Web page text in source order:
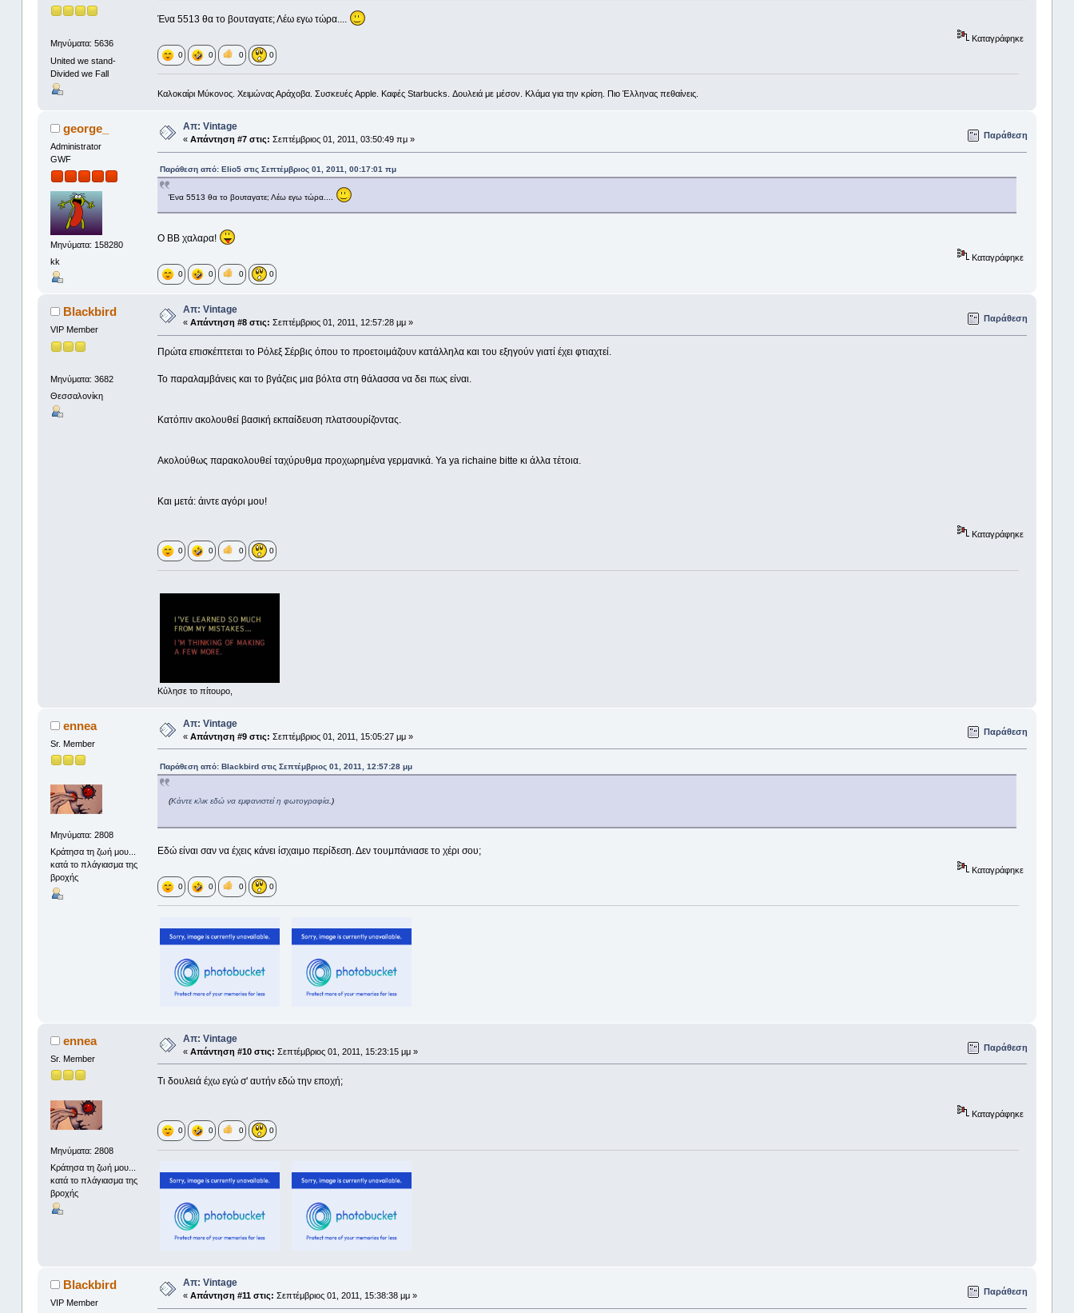
Μηνύματα: 5636
United we stand-
Divided we Fall
Ένα 5513 θα το βουταγατε; Λέω εγω τώρα....
Καταγράφηκε
0 0 0 0
Καλοκαίρι Μύκονος. Χειμώνας Αράχοβα. Συσκευές Apple. Καφές Starbucks. Δουλειά με μέσον. Κλάμα για την κρίση. Πιο Έλληνας πεθαίνεις.
george_
Administrator
GWF
Μηνύματα: 158280
kk
Απ: Vintage
« Απάντηση #7 στις: Σεπτέμβριος 01, 2011, 03:50:49 πμ » Παράθεση
Παράθεση από: Elio5 στις Σεπτέμβριος 01, 2011, 00:17:01 πμ
Ένα 5513 θα το βουταγατε; Λέω εγω τώρα....
O BB χαλαρα!
Καταγράφηκε
0 0 0 0
Blackbird
VIP Member
Μηνύματα: 3682
Θεσσαλονίκη
Απ: Vintage
« Απάντηση #8 στις: Σεπτέμβριος 01, 2011, 12:57:28 μμ » Παράθεση
Πρώτα επισκέπτεται το Ρόλεξ Σέρβις όπου το προετοιμάζουν κατάλληλα και του εξηγούν γιατί έχει φτιαχτεί.
Το παραλαμβάνεις και το βγάζεις μια βόλτα στη θάλασσα να δει πως είναι.
Κατόπιν ακολουθεί βασική εκπαίδευση πλατσουρίζοντας.
Ακολούθως παρακολουθεί ταχύρυθμα προχωρημένα γερμανικά. Ya ya richaine bitte κι άλλα τέτοια.
Και μετά: άιντε αγόρι μου!
Καταγράφηκε
0 0 0 0
Κύλησε το πίτουρο,
ennea
Sr. Member
Μηνύματα: 2808
Κράτησα τη ζωή μου...
κατά το πλάγιασμα της
βροχής
Απ: Vintage
« Απάντηση #9 στις: Σεπτέμβριος 01, 2011, 15:05:27 μμ » Παράθεση
Παράθεση από: Blackbird στις Σεπτέμβριος 01, 2011, 12:57:28 μμ
(Κάντε κλικ εδώ να εμφανιστεί η φωτογραφία.)
Εδώ είναι σαν να έχεις κάνει ίσχαιμο περίδεση. Δεν τουμπάνιασε το χέρι σου;
Καταγράφηκε
0 0 0 0
ennea
Sr. Member
Μηνύματα: 2808
Κράτησα τη ζωή μου...
κατά το πλάγιασμα της
βροχής
Απ: Vintage
« Απάντηση #10 στις: Σεπτέμβριος 01, 2011, 15:23:15 μμ » Παράθεση
Τι δουλειά έχω εγώ σ' αυτήν εδώ την εποχή;
Καταγράφηκε
0 0 0 0
Blackbird
VIP Member
Απ: Vintage
« Απάντηση #11 στις: Σεπτέμβριος 01, 2011, 15:38:38 μμ » Παράθεση